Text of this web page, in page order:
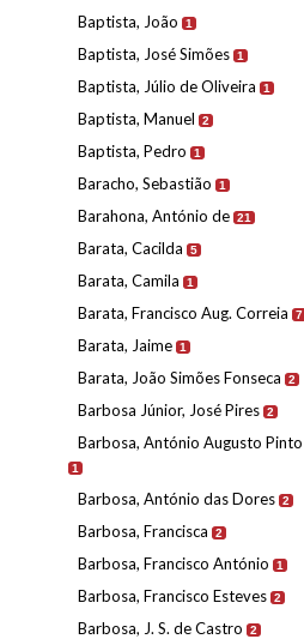
Baptista, João 1
Baptista, José Simões 1
Baptista, Júlio de Oliveira 1
Baptista, Manuel 2
Baptista, Pedro 1
Baracho, Sebastião 1
Barahona, António de 21
Barata, Cacilda 5
Barata, Camila 1
Barata, Francisco Aug. Correia 7
Barata, Jaime 1
Barata, João Simões Fonseca 2
Barbosa Júnior, José Pires 2
Barbosa, António Augusto Pinto
1
Barbosa, António das Dores 2
Barbosa, Francisca 2
Barbosa, Francisco António 1
Barbosa, Francisco Esteves 2
Barbosa, J. S. de Castro 2